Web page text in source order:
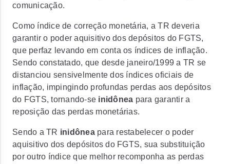
comunicação.
Como índice de correção monetária, a TR deveria
garantir o poder aquisitivo dos depósitos do FGTS,
que perfaz levando em conta os índices de inflação.
Sendo constatado, que desde janeiro/1999 a TR se
distanciou sensivelmente dos índices oficiais de
inflação, impingindo profundas perdas aos depósitos
do FGTS, tornando-se inidônea para garantir a
reposição das perdas monetárias.
Sendo a TR inidônea para restabelecer o poder
aquisitivo dos depósitos do FGTS, sua substituição
por outro índice que melhor recomponha as perdas